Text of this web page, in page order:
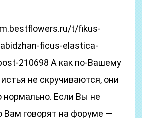
t/fikus-
ficus-elastica-
210698 А как по-Вашему
не скручиваются, они
нормально. Если Вы не
Вам говорят на форуме —